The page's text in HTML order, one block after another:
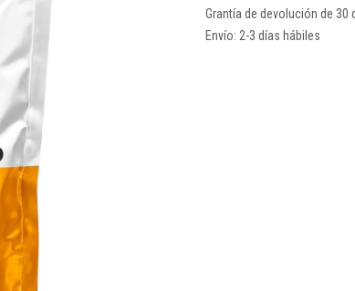
Grantía de devolución de 30
Envío: 2-3 días hábiles